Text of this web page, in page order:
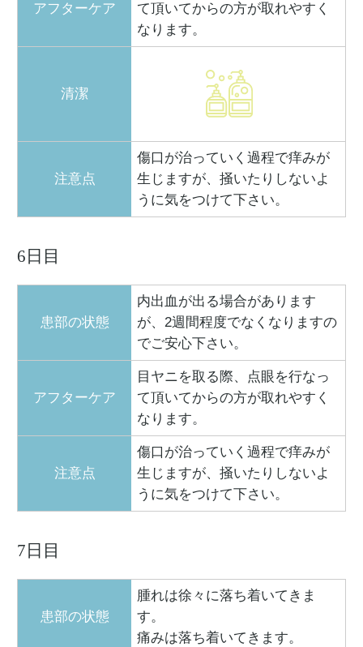
アフターケア
て頂いてからの方が取れやすく
なります。
清潔
注意点
傷口が治っていく過程で痒みが
生じますが、掻いたりしないよ
うに気をつけて下さい。
6日目
患部の状態
内出血が出る場合があります
が、2週間程度でなくなりますの
でご安心下さい。
アフターケア
目ヤニを取る際、点眼を行なっ
て頂いてからの方が取れやすく
なります。
注意点
傷口が治っていく過程で痒みが
生じますが、掻いたりしないよ
うに気をつけて下さい。
7日目
患部の状態
腫れは徐々に落ち着いてきま
す。
痛みは落ち着いてきます。